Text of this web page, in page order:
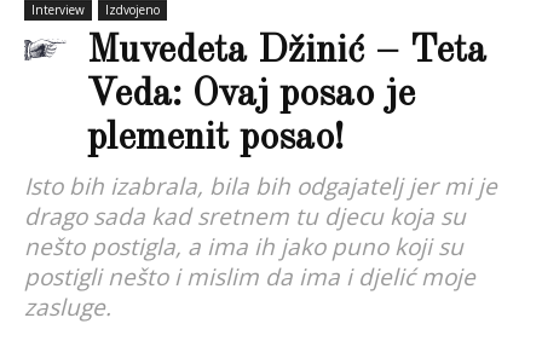
Interview Izdvojeno
Muvedeta Džinić – Teta
Veda: Ovaj posao je
plemenit posao!
Isto bih izabrala, bila bih odgajatelj jer mi je
drago sada kad sretnem tu djecu koja su
nešto postigla, a ima ih jako puno koji su
postigli nešto i mislim da ima i djelić moje
zasluge.